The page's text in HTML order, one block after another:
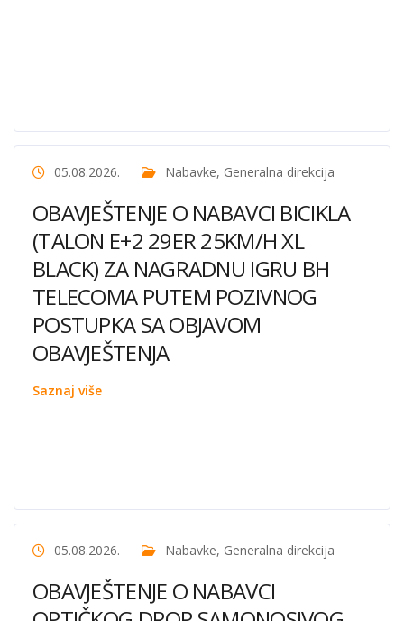
05.08.2026. Nabavke, Generalna direkcija
OBAVJEŠTENJE O NABAVCI BICIKLA
(TALON E+2 29ER 25KM/H XL
BLACK) ZA NAGRADNU IGRU BH
TELECOMA PUTEM POZIVNOG
POSTUPKA SA OBJAVOM
OBAVJEŠTENJA
Saznaj više
05.08.2026. Nabavke, Generalna direkcija
OBAVJEŠTENJE O NABAVCI